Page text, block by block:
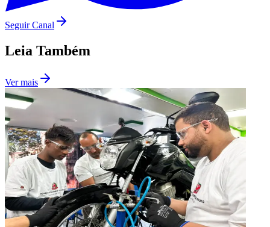
Seguir Canal
Leia Também
Ver mais